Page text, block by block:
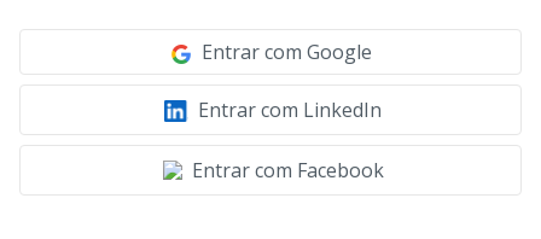
Entrar com Google
Entrar com LinkedIn
Entrar com Facebook